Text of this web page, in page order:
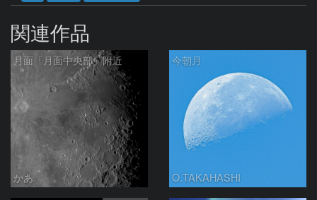
関連作品
月面「月面中央部」附近
かあ
今朝月
O.TAKAHASHI